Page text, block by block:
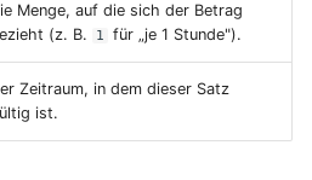
Menge, auf die sich der Betrag
(z. B.
1 für „je 1 Stunde").
Zeitraum, in dem dieser Satz
ist.